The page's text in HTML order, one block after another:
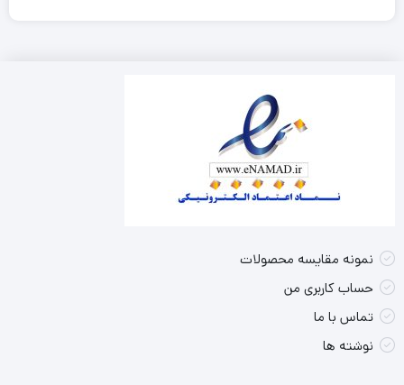
نمونه مقایسه محصولات
حساب کاربری من
تماس با ما
نوشته ها